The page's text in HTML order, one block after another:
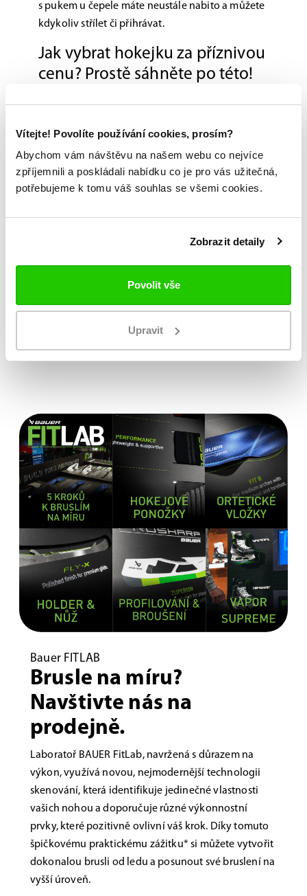
Vítejte! Povolíte používání cookies, prosím?
Abychom vám návštěvu na našem webu co nejvíce
zpříjemnili a poskládali nabídku co je pro vás užitečná,
potřebujeme k tomu váš souhlas se všemi cookies.
Zobrazit detaily
Povolit vše
Upravit
s pukem u čepele máte neustále nabito a můžete
kdykoliv střílet či přihrávat.
Jak vybrat hokejku za příznivou
cenu? Prostě sáhněte po této!
na legendární původní model Vapor Hyperlite –
akorát s tím rozdílem, že je cenově příznivější. A
bude ideální jak pro všechny elitní hráče, tak i
pro ty, kteří přechodem k lehčí a výkonnější
jedné z prodejen
Originální zboží s garancí záruky přímo
Bauer FITLAB
Brusle na míru?
Navštivte nás na
prodejně.
Laboratoř BAUER FitLab, navržená s důrazem na
výkon, využívá novou, nejmodernější technologii
skenování, která identifikuje jedinečné vlastnosti
vašich nohou a doporučuje různé výkonnostní
prvky, které pozitivně ovlivní váš krok. Díky tomuto
špičkovému praktickému zážitku* si můžete vytvořit
dokonalou brusli od ledu a posunout své bruslení na
vyšší úroveň.